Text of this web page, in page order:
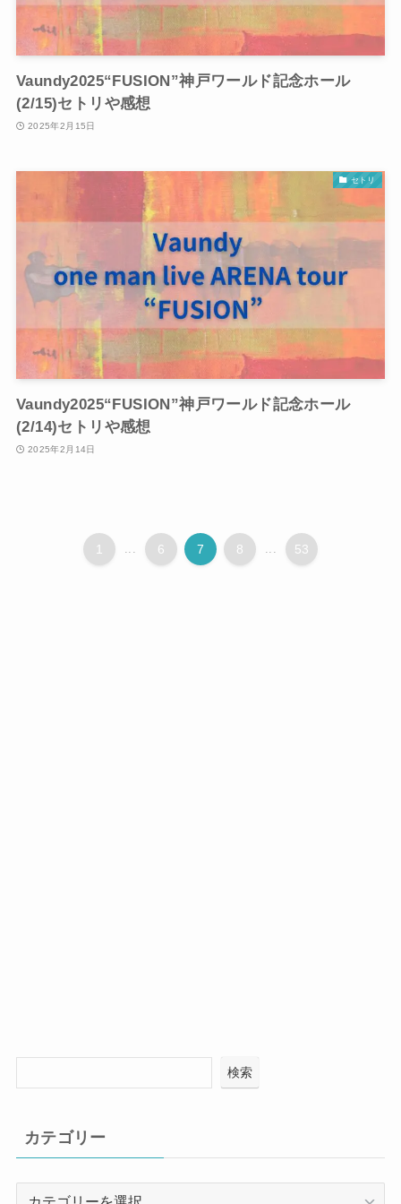
Vaundy2025“FUSION”神戸ワールド記念ホール
(2/15)セトリや感想
2025年2月15日
セトリ
Vaundy2025“FUSION”神戸ワールド記念ホール
(2/14)セトリや感想
2025年2月14日
1 ... 6 7 8 ... 53
検索
カテゴリー